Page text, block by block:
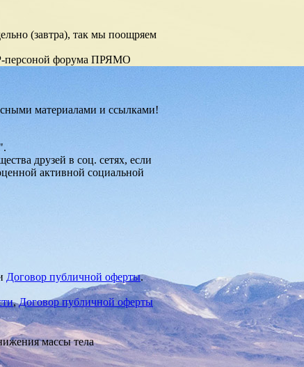
(завтра), так мы поощряем
персоной форума ПРЯМО
материалами и ссылками!
друзей в соц. сетях, если
активной социальной
Договор публичной оферты.
,Договор публичной оферты
массы тела